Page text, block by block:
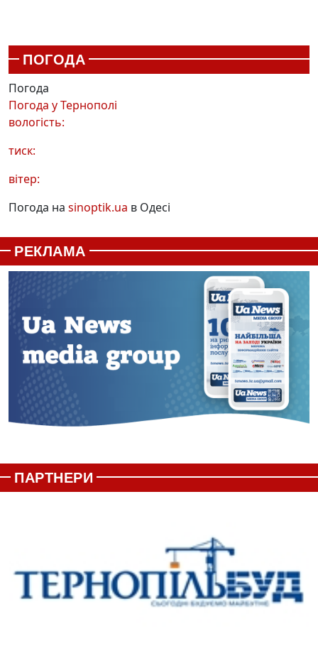
ПОГОДА
Погода
Погода уТернополі
вологість:
тиск:
вітер:
Погода на sinoptik.ua в Одесі
РЕКЛАМА
ПАРТНЕРИ